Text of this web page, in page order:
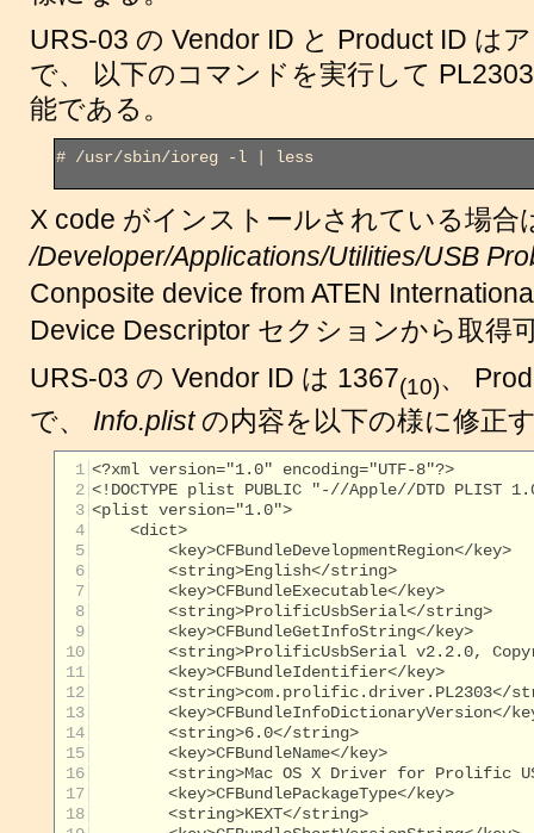
URS-03 の Vendor ID と Product ID は
で、 以下のコマンドを実行して PL2303
能である。
# /usr/sbin/ioreg -l | less
X code がインストールされている場合
/Developer/Applications/Utilities/USB
Conposite device from ATEN
Device Descriptor セクションから取得
URS-03 の Vendor ID は 1367(10)、
で、 Info.plistの内容を以下の様に修正
  1
<?xml version="1.0" encoding="UTF-8"?>
  2
  3
<plist version="1.0">
  4
    <dict>
  5
        <key>CFBundleDevelopmentRegion</key>
  6
        <string>English</string>
  7
        <key>CFBundleExecutable</key>
  8
        <string>ProlificUsbSerial</string>
  9
        <key>CFBundleGetInfoString</key>
10
11
        <key>CFBundleIdentifier</key>
12
13
14
        <string>6.0</string>
15
        <key>CFBundleName</key>
16
17
        <key>CFBundlePackageType</key>
18
        <string>KEXT</string>